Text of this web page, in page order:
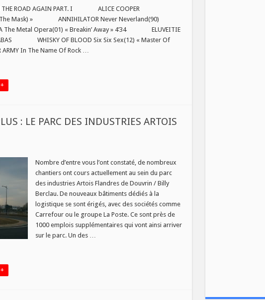
ROAD AGAIN PART. I ALICE COOPER
The Mask) » ANNIHILATOR Never Neverland(90)
Metal Opera(01) « Breakin’ Away » 4’34 ELUVEITIE
CABAS WHISKY OF BLOOD Six Six Sex(12) « Master Of
In The Name Of Rock …
: LE PARC DES INDUSTRIES ARTOIS
Nombre d’entre vous l’ont constaté, de nombreux
chantiers ont cours actuellement au sein du parc
des industries Artois Flandres de Douvrin / Billy
Berclau. De nouveaux bâtiments dédiés à la
logistique se sont érigés, avec des sociétés comme
Carrefour ou le groupe La Poste. Ce sont près de
1000 emplois supplémentaires qui vont ainsi arriver
sur le parc. Un des …